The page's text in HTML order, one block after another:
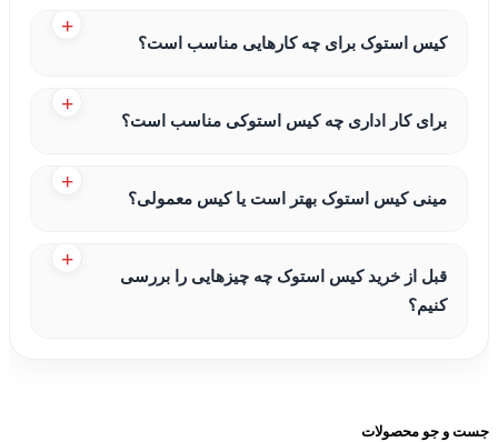
کیس استوک برای چه کارهایی مناسب است؟
برای کار اداری چه کیس استوکی مناسب است؟
مینی کیس استوک بهتر است یا کیس معمولی؟
قبل از خرید کیس استوک چه چیزهایی را بررسی
کنیم؟
جست و جو محصولات